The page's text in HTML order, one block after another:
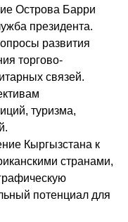
Острова Барри
президента.
развития
торгово-
связей.
туризма,
Кыргызстана к
странами,
потенциал для